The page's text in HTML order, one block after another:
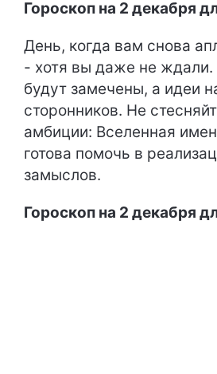
Гороскоп на 2 декабря
День, когда вам снова
- хотя вы даже не
будут замечены, а идеи
сторонников. Не
амбиции: Вселенная
готова помочь в
замыслов.
Гороскоп на 2 декабря